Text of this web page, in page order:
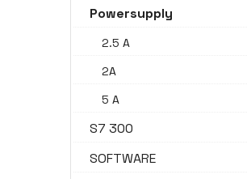
Powersupply
2.5 A
2A
5 A
S7 300
SOFTWARE